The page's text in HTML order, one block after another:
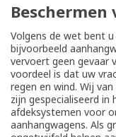
Beschermen
Volgens de wet bent
bijvoorbeeld
vervoert geen gevaar
voordeel is dat uw
regen en wind. Wij
zijn gespecialiseerd
afdeksystemen voor
aanhangwagens. Als